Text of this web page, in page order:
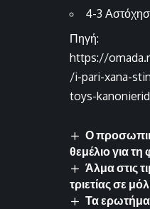
4-3
Πηγή:
https://
/i-pari-xana-
toys-
Ο
θεμέλιο για τη
Άλμα στις
τριετίας σε
Τα